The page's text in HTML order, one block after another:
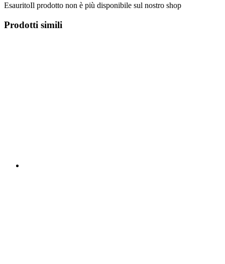
EsauritoIl prodotto non è più disponibile sul nostro shop
Prodotti simili